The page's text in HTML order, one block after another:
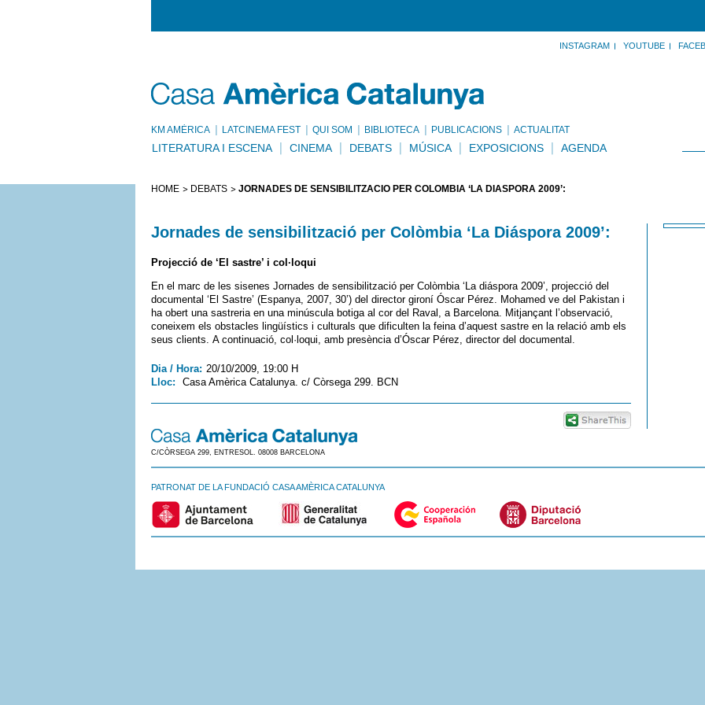
INSTAGRAM YOUTUBE
KM AMÈRICA LATCINEMA FEST QUI SOM BIBLIOTECA PUBLICACIONS ACTUALITAT
LITERATURA I ESCENA CINEMA DEBATS MÚSICA EXPOSICIONS AGENDA
HOME DEBATS JORNADES DE SENSIBILITZACIÓ PER COLÒMBIA ‘LA DIÁSPORA 2009’:
Jornades de sensibilització per Colòmbia ‘La Diáspora 2009’:
Projecció de ‘El sastre’ i col·loqui
En el marc de les sisenes Jornades de sensibilització per Colòmbia ‘La diáspora 2009’, projecció del
documental ‘El Sastre’ (Espanya, 2007, 30’) del director gironí Óscar Pérez. Mohamed ve del Pakistan i
ha obert una sastreria en una minúscula botiga al cor del Raval, a Barcelona. Mitjançant l’observació,
coneixem els obstacles lingüístics i culturals que dificulten la feina d’aquest sastre en la relació amb els
seus clients. A continuació, col·loqui, amb presència d’Óscar Pérez, director del documental.
Dia / Hora: 20/10/2009, 19:00 H
Lloc:
Casa Amèrica Catalunya. c/ Còrsega 299. BCN
C/CÒRSEGA 299, ENTRESOL. 08008 BARCELONA
PATRONAT DE LA FUNDACIÓ CASA AMÈRICA CATALUNYA